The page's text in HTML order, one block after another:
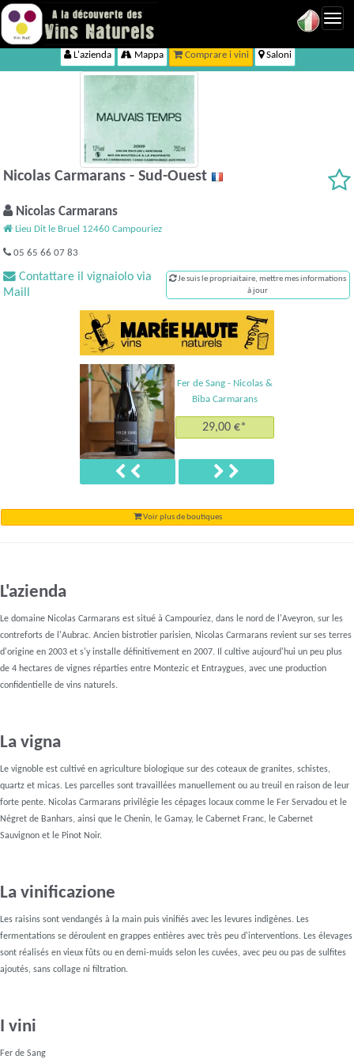
L'azienda Mappa Comprare i vini Saloni
Nicolas Carmarans - Sud-Ouest
Nicolas Carmarans
Lieu Dit le Bruel 12460 Campouriez
05 65 66 07 83
Contattare il vignaiolo via
Maill
Je suis le propriaitaire, mettre mes informations
à jour
Fer de Sang - Nicolas &
Biba Carmarans
29,00 €*
Précédent Suivant
Voir plus de boutiques
L'azienda
Le domaine Nicolas Carmarans est situé à Campouriez, dans le nord de l'Aveyron, sur les
contreforts de l'Aubrac. Ancien bistrotier parisien, Nicolas Carmarans revient sur ses terres
d'origine en 2003 et s'y installe définitivement en 2007. Il cultive aujourd'hui un peu plus
de 4 hectares de vignes réparties entre Montezic et Entraygues, avec une production
confidentielle de vins naturels.
La vigna
Le vignoble est cultivé en agriculture biologique sur des coteaux de granites, schistes,
quartz et micas. Les parcelles sont travaillées manuellement ou au treuil en raison de leur
forte pente. Nicolas Carmarans privilégie les cépages locaux comme le Fer Servadou et le
Négret de Banhars, ainsi que le Chenin, le Gamay, le Cabernet Franc, le Cabernet
Sauvignon et le Pinot Noir.
La vinificazione
Les raisins sont vendangés à la main puis vinifiés avec les levures indigènes. Les
fermentations se déroulent en grappes entières avec très peu d'interventions. Les élevages
sont réalisés en vieux fûts ou en demi-muids selon les cuvées, avec peu ou pas de sulfites
ajoutés, sans collage ni filtration.
I vini
Fer de Sang